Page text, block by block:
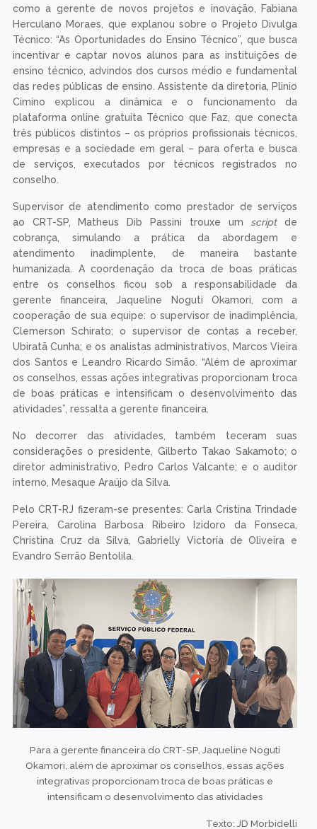
como a gerente de novos projetos e inovação, Fabiana
Herculano Moraes, que explanou sobre o Projeto Divulga
Técnico: “As Oportunidades do Ensino Técnico”, que busca
incentivar e captar novos alunos para as instituições de
ensino técnico, advindos dos cursos médio e fundamental
das redes públicas de ensino. Assistente da diretoria, Plinio
Cimino explicou a dinâmica e o funcionamento da
plataforma online gratuita Técnico que Faz, que conecta
três públicos distintos – os próprios profissionais técnicos,
empresas e a sociedade em geral – para oferta e busca
de serviços, executados por técnicos registrados no
conselho.
Supervisor de atendimento como prestador de serviços
ao CRT-SP, Matheus Dib Passini trouxe um scriptde
cobrança, simulando a prática da abordagem e
atendimento inadimplente, de maneira bastante
humanizada. A coordenação da troca de boas práticas
entre os conselhos ficou sob a responsabilidade da
gerente financeira, Jaqueline Noguti Okamori, com a
cooperação de sua equipe: o supervisor de inadimplência,
Clemerson Schirato; o supervisor de contas a receber,
Ubiratã Cunha; e os analistas administrativos, Marcos Vieira
dos Santos e Leandro Ricardo Simão. “Além de aproximar
os conselhos, essas ações integrativas proporcionam troca
de boas práticas e intensificam o desenvolvimento das
atividades”, ressalta a gerente financeira.
No decorrer das atividades, também teceram suas
considerações o presidente, Gilberto Takao Sakamoto; o
diretor administrativo, Pedro Carlos Valcante; e o auditor
interno, Mesaque Araújo da Silva.
Pelo CRT-RJ fizeram-se presentes: Carla Cristina Trindade
Pereira, Carolina Barbosa Ribeiro Izidoro da Fonseca,
Christina Cruz da Silva, Gabrielly Victoria de Oliveira e
Evandro Serrão Bentolila.
Para a gerente financeira do CRT-SP, Jaqueline Noguti
Okamori, além de aproximar os conselhos, essas ações
integrativas proporcionam troca de boas práticas e
intensificam o desenvolvimento das atividades
Texto: JD Morbidelli